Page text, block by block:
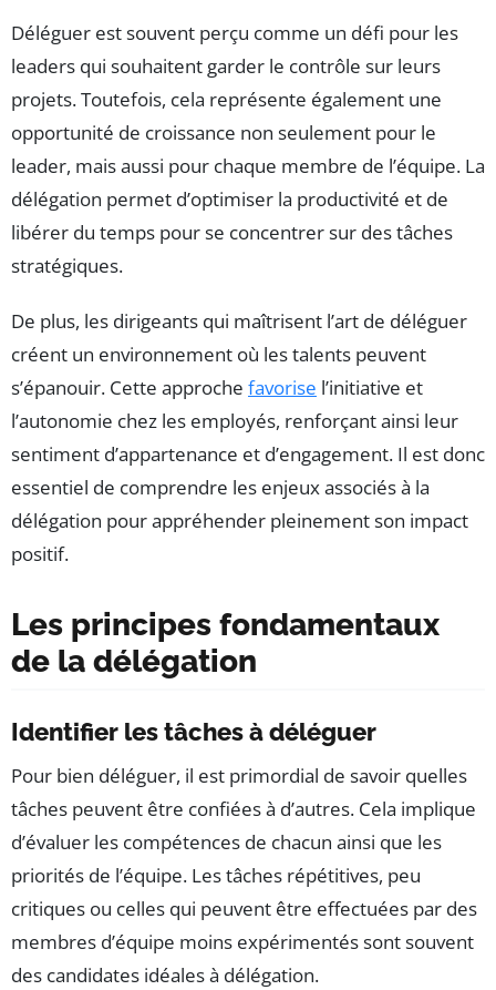
Déléguer est souvent perçu comme un défi pour les
leaders qui souhaitent garder le contrôle sur leurs
projets. Toutefois, cela représente également une
opportunité de croissance non seulement pour le
leader, mais aussi pour chaque membre de l’équipe. La
délégation permet d’optimiser la productivité et de
libérer du temps pour se concentrer sur des tâches
stratégiques.
De plus, les dirigeants qui maîtrisent l’art de déléguer
créent un environnement où les talents peuvent
s’épanouir. Cette approche favorise l’initiative et
l’autonomie chez les employés, renforçant ainsi leur
sentiment d’appartenance et d’engagement. Il est donc
essentiel de comprendre les enjeux associés à la
délégation pour appréhender pleinement son impact
positif.
Les principes fondamentaux
de la délégation
Identifier les tâches à déléguer
Pour bien déléguer, il est primordial de savoir quelles
tâches peuvent être confiées à d’autres. Cela implique
d’évaluer les compétences de chacun ainsi que les
priorités de l’équipe. Les tâches répétitives, peu
critiques ou celles qui peuvent être effectuées par des
membres d’équipe moins expérimentés sont souvent
des candidates idéales à délégation.